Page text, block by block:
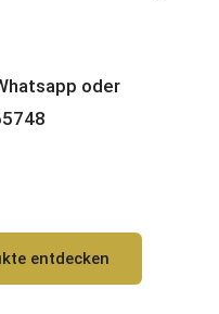
oder
entdecken